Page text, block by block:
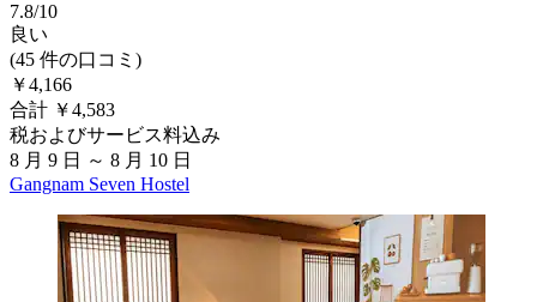
7.8/10
良い
(45 件の口コミ)
￥4,166
合計 ￥4,583
税およびサービス料込み
8 月 9 日 ～ 8 月 10 日
Gangnam Seven Hostel